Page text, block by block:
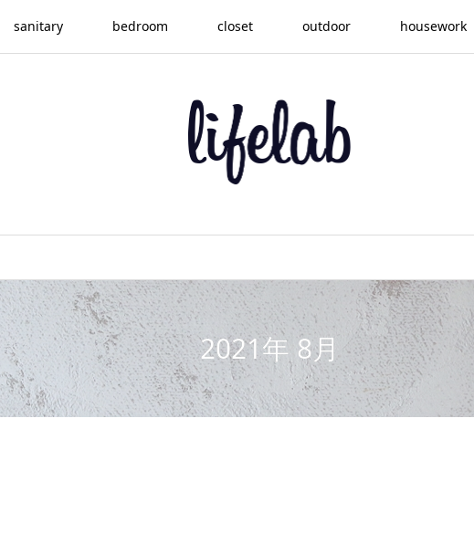
sanitary bedroom closet outdoor housework
2021年 8月